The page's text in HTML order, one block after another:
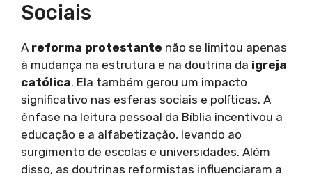
Sociais
A reforma protestante não se limitou apenas
à mudança na estrutura e na doutrina da igreja
católica. Ela também gerou um impacto
significativo nas esferas sociais e políticas. A
ênfase na leitura pessoal da Bíblia incentivou a
educação e a alfabetização, levando ao
surgimento de escolas e universidades. Além
disso, as doutrinas reformistas influenciaram a